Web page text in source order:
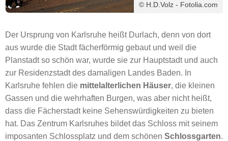
© H.D.Volz - Fotolia.com
Der Ursprung von Karlsruhe heißt Durlach, denn von dort
aus wurde die Stadt fächerförmig gebaut und weil die
Planstadt so schön war, wurde sie zur Hauptstadt und auch
zur Residenzstadt des damaligen Landes Baden. In
Karlsruhe fehlen die mittelalterlichen Häuser, die kleinen
Gassen und die wehrhaften Burgen, was aber nicht heißt,
dass die Fächerstadt keine Sehenswürdigkeiten zu bieten
hat. Das Zentrum Karlsruhes bildet das Schloss mit seinem
imposanten Schlossplatz und dem schönen Schlossgarten.